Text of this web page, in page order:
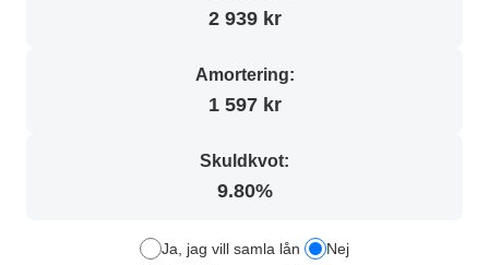
2 939 kr
Amortering:
1 597 kr
Skuldkvot:
9.80%
Ja, jag vill samla lån Nej